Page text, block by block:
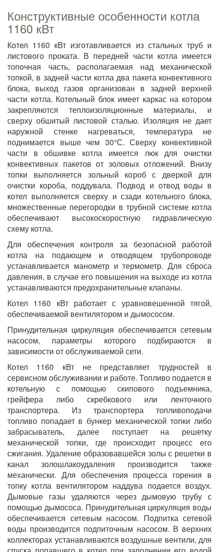
Конструктивные особенности котла
1160 кВт
Котел 1160 кВт изготавливается из стальных труб и
листового проката. В передней части котла имеется
топочная часть, располагаемая над механической
топкой, в задней части котла два пакета конвективного
блока, выход газов организован в задней верхней
части котла. Котельный блок имеет каркас на котором
закрепляются теплоизоляционные материалы, и
сверху обшитый листовой сталью. Изоляция не дает
наружной стенке нагреваться, температура не
поднимается выше чем 30°С. Сверху конвективной
части в обшивке котла имеется люк для очистки
конвективных пакетов от золовых отложений. Внизу
топки выполняется зольный короб с дверкой для
очистки короба, поддувала. Подвод и отвод воды в
котел выполняется сверху и сзади котельного блока,
множественные перегородки в трубной системе котла
обеспечивают высокоскоростную гидравлическую
схему котла.
Для обеспечения контроля за безопасной работой
котла на подающем и отводящем трубопроводе
устанавливается манометр и термометр. Для сброса
давления, в случае его повышения на выходе из котла
устанавливаются предохранительные клапаны.
Котел 1160 кВт работает с уравновешенной тягой,
обеспечиваемой вентилятором и дымососом.
Принудительная циркуляция обеспечивается сетевым
насосом, параметры которого подбираются в
зависимости от обслуживаемой сети.
Котел 1160 кВт не представляет трудностей в
сервисном обслуживании и работе. Топливо подается в
котельную с помощью скипового подъемника,
грейфера либо скребкового или ленточного
транспортера. Из транспортера топливоподачи
топливо попадает в бункер механической топки либо
забрасыватель, далее поступает на решетку
механической топки, где происходит процесс его
сжигания. Удаление образовавшейся золы с решетки в
канал золошлакоудаления производится также
механически. Для обеспечения процесса горения в
топку котла вентилятором наддува подается воздух.
Дымовые газы удаляются через дымовую трубу с
помощью дымососа. Принудительная циркуляция воды
обеспечивается сетевым насосом. Подпитка сетевой
воды производится подпиточным насосом. В верхних
коллекторах устанавливаются воздушные вентили, для